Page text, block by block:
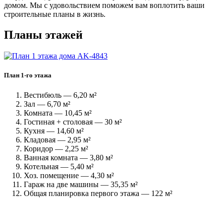
домом. Мы с удовольствием поможем вам воплотить ваши
строительные планы в жизнь.
Планы этажей
План 1-го этажа
Вестибюль — 6,20 м²
Зал — 6,70 м²
Комната — 10,45 м²
Гостиная + столовая — 30 м²
Кухня — 14,60 м²
Кладовая — 2,95 м²
Коридор — 2,25 м²
Ванная комната — 3,80 м²
Котельная — 5,40 м²
Хоз. помещение — 4,30 м²
Гараж на две машины — 35,35 м²
Общая планировка первого этажа — 122 м²